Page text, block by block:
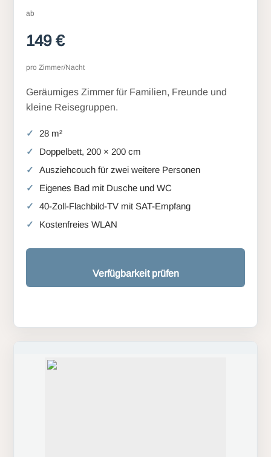
ab
149 €
pro Zimmer/Nacht
Geräumiges Zimmer für Familien, Freunde und
kleine Reisegruppen.
28 m²
Doppelbett, 200 × 200 cm
Ausziehcouch für zwei weitere Personen
Eigenes Bad mit Dusche und WC
40-Zoll-Flachbild-TV mit SAT-Empfang
Kostenfreies WLAN
Verfügbarkeit prüfen